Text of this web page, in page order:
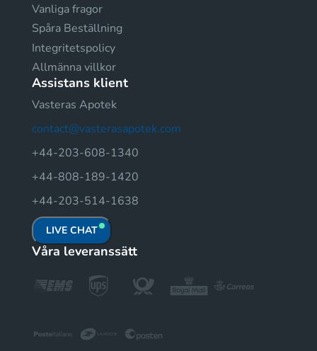
Vanliga fragor
Spåra Beställning
Integritetspolicy
Allmänna villkor
Assistans klient
Vasteras Apotek
contact@vasterasapotek.com
+44-203-608-1340
+44-808-189-1420
+44-203-514-1638
LIVE CHAT
Våra leveranssätt